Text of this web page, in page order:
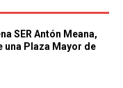
SER Antón Meana,
una Plaza Mayor de